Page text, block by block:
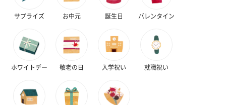
サプライズ お中元 誕生日 バレンタイン
ホワイトデー 敬老の日 入学祝い 就職祝い